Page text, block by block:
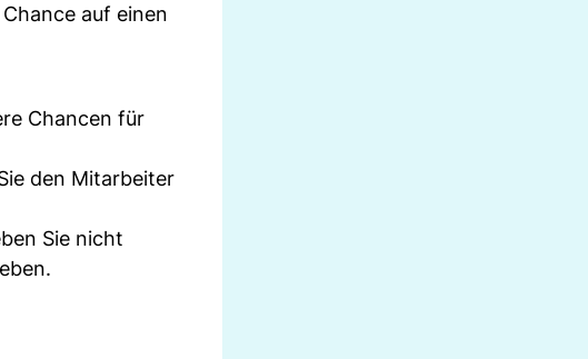
auf einen
Chancen für
den Mitarbeiter
Sie nicht